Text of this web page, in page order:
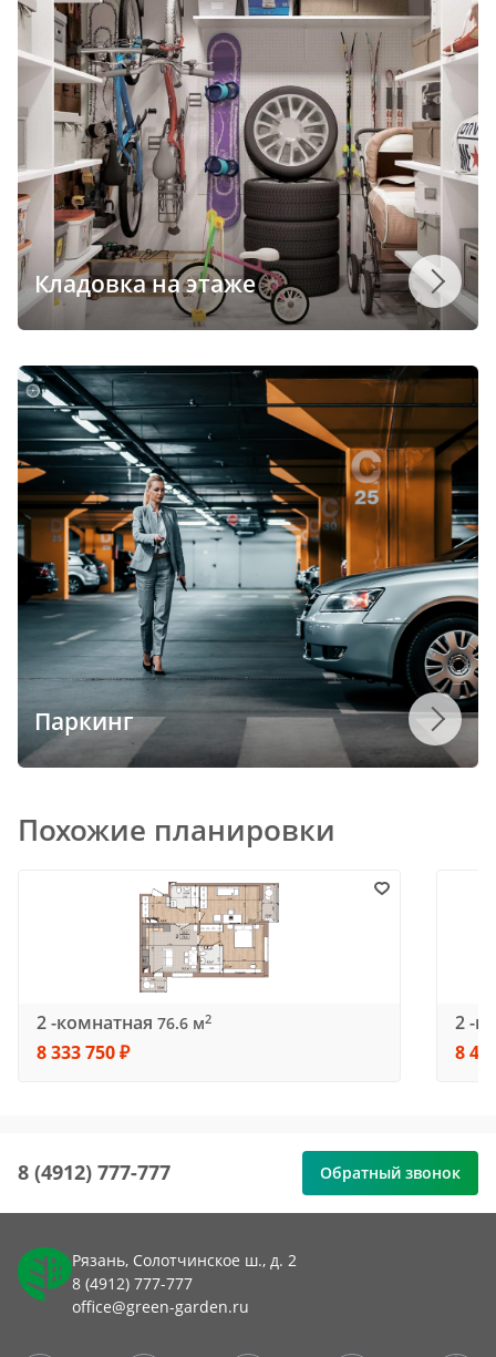
Кладовка на этаже
Паркинг
Похожие планировки
2 -комнатная 76.6 м2
8 333 750 ₽
2 -
8
8 (4912) 777-777 Обратный звонок
Рязань, Солотчинское ш., д. 2
8 (4912) 777-777
office@green-garden.ru